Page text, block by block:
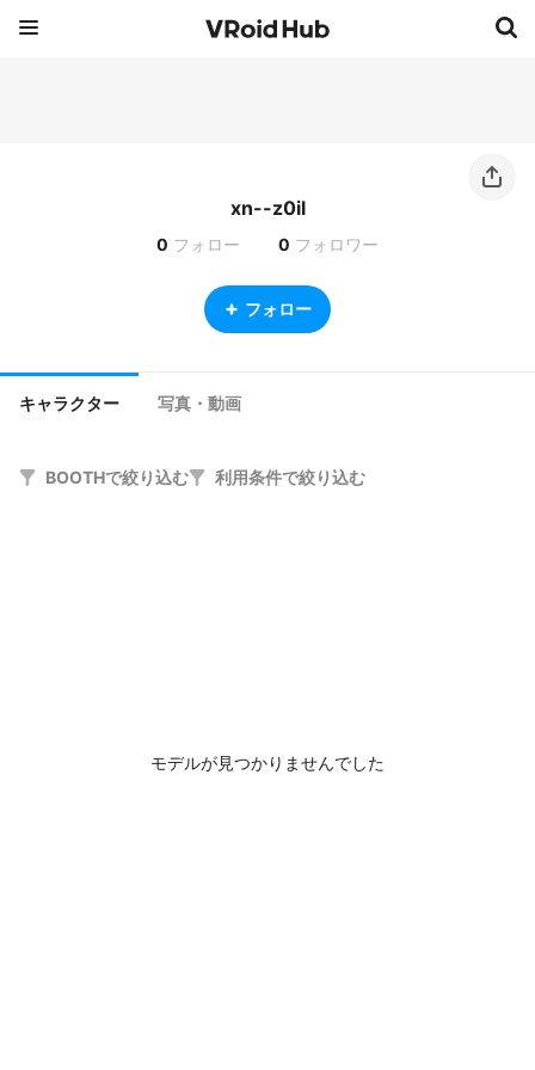
xn--z0il
0 フォロー 0 フォロワー
フォロー
キャラクター 写真・動画
BOOTHで絞り込む 利用条件で絞り込む
モデルが見つかりませんでした